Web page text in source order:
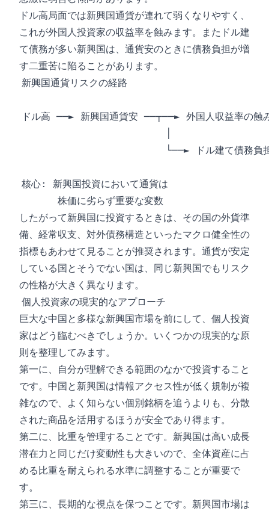
ドル高局面では新興国通貨が連れて弱くなりやすく、
これが外国人投資家の収益率を蝕みます。またドル建
て債務が多い新興国は、通貨安のときに債務負担が増
す二重苦に陥ることがあります。
したがって新興国に投資するときは、その国の外貨準
備、経常収支、対外債務構造といったマクロ健全性の
指標もあわせて見ることが推奨されます。通貨が安定
している国とそうでない国は、同じ新興国でもリスク
の性格が大きく異なります。
個人投資家の現実的なアプローチ
巨大な中国と多様な新興国市場を前にして、個人投資
家はどう臨むべきでしょうか。いくつかの現実的な原
則を整理してみます。
第一に、自分が理解できる範囲のなかで投資すること
です。中国と新興国は情報アクセス性が低く規制が複
雑なので、よく知らない個別銘柄を追うよりも、分散
された商品を活用するほうが安全であり得ます。
第二に、比重を管理することです。新興国は高い成長
潜在力と同じだけ変動性も大きいので、全体資産に占
める比重を耐えられる水準に調整することが重要で
す。
第三に、長期的な視点を保つことです。新興国市場は